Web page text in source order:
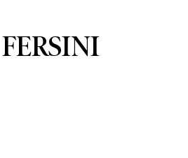
FERSINI